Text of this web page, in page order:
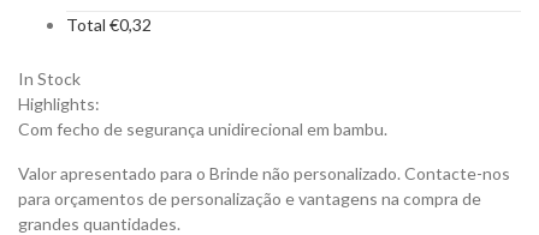
Total €0,32
In Stock
Highlights:
Com fecho de segurança unidirecional em bambu.
Valor apresentado para o Brinde não personalizado. Contacte-nos
para orçamentos de personalização e vantagens na compra de
grandes quantidades.